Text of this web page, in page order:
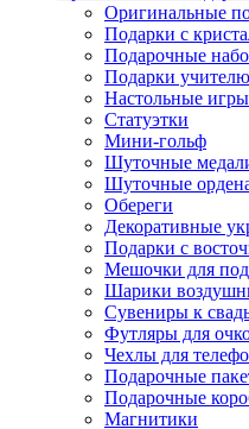
Оригинальные
Подарки с
Подарочные
Подарки
Настольные игры
Статуэтки
Мини-гольф
Шуточные
Шуточные
Обереги
Декоративные
Подарки с
Мешочки для
Шарики
Сувениры к
Футляры для
Чехлы для
Подарочные
Подарочные
Магнитики